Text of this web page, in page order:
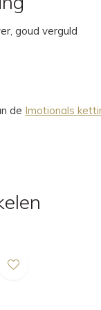
goud verguld
de Imotionals